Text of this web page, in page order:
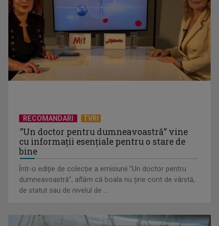
CONCACAF respinge planul FIFA de privatizare parțială a
activităților comerciale
EVENIMENT ESTIVAL - Taberele ARC – Acolo unde începe
ACASĂ
RECOMANDARI TVRI
”Un doctor pentru dumneavoastră” vine
cu informații esențiale pentru o stare de
bine
Într-o ediţie de colecție a emisiunii ”Un doctor pentru
dumneavoastră”, aflăm că boala nu ține cont de vârstă,
de statut sau de nivelul de ...